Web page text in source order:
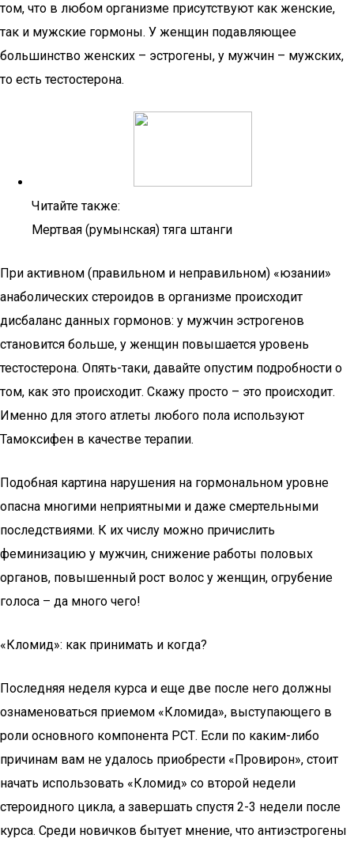
том, что в любом организме присутствуют как женские,
так и мужские гормоны. У женщин подавляющее
большинство женских – эстрогены, у мужчин – мужских,
то есть тестостерона.
Читайте также:
Мертвая (румынская) тяга штанги
При активном (правильном и неправильном) «юзании»
анаболических стероидов в организме происходит
дисбаланс данных гормонов: у мужчин эстрогенов
становится больше, у женщин повышается уровень
тестостерона. Опять-таки, давайте опустим подробности о
том, как это происходит. Скажу просто – это происходит.
Именно для этого атлеты любого пола используют
Тамоксифен в качестве терапии.
Подобная картина нарушения на гормональном уровне
опасна многими неприятными и даже смертельными
последствиями. К их числу можно причислить
феминизацию у мужчин, снижение работы половых
органов, повышенный рост волос у женщин, огрубение
голоса – да много чего!
«Кломид»: как принимать и когда?
Последняя неделя курса и еще две после него должны
ознаменоваться приемом «Кломида», выступающего в
роли основного компонента РСТ. Если по каким-либо
причинам вам не удалось приобрести «Провирон», стоит
начать использовать «Кломид» со второй недели
стероидного цикла, а завершать спустя 2-3 недели после
курса. Среди новичков бытует мнение, что антиэстрогены